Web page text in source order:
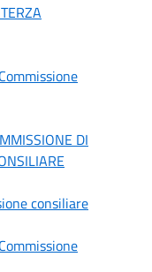
DI
consiliare